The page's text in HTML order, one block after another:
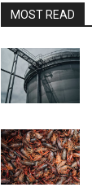
MOST READ